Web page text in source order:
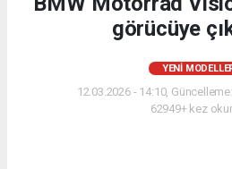
görücüye
YENI
12.03.2026 - 14:10,
62949+ kez